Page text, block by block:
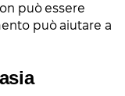
può essere
può aiutare a